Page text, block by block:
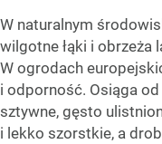
W naturalnym
wilgotne łąki i obrzeża
W ogrodach
i odporność. Osiąga
sztywne, gęsto
i lekko szorstkie, a